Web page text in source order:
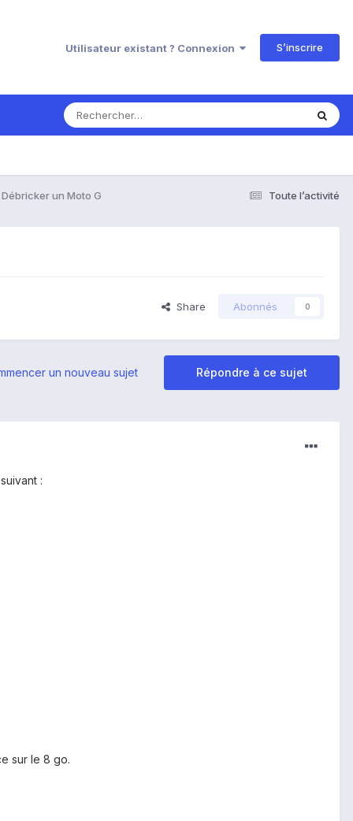
Utilisateur existant ? Connexion S’inscrire
Toute l’activité
un Moto G
Share Abonnés 0
Répondre à ce sujet
un nouveau sujet
:
sur le 8 go.